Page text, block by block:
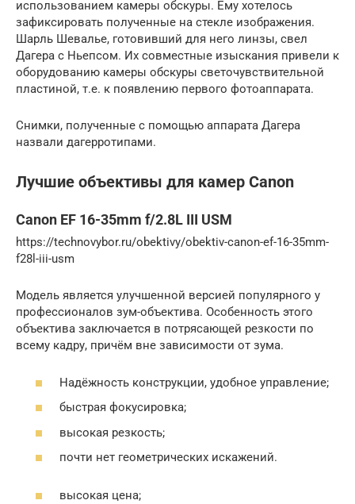
использованием камеры обскуры. Ему хотелось
зафиксировать полученные на стекле изображения.
Шарль Шевалье, готовивший для него линзы, свел
Дагера с Ньепсом. Их совместные изыскания привели к
оборудованию камеры обскуры светочувствительной
пластиной, т.е. к появлению первого фотоаппарата.
Снимки, полученные с помощью аппарата Дагера
назвали дагерротипами.
Лучшие объективы для камер Canon
Canon EF 16-35mm f/2.8L III USM
https://technovybor.ru/obektivy/obektiv-canon-ef-16-35mm-
f28l-iii-usm
Модель является улучшенной версией популярного у
профессионалов зум-объектива. Особенность этого
объектива заключается в потрясающей резкости по
всему кадру, причём вне зависимости от зума.
Надёжность конструкции, удобное управление;
быстрая фокусировка;
высокая резкость;
почти нет геометрических искажений.
высокая цена;